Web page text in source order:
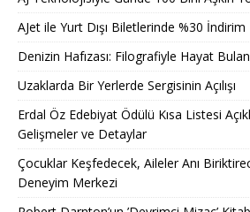
AJet ile Yurt Dışı Biletlerinde %30 İndirim
Denizin Hafızası: Filografiyle Hayat
Uzaklarda Bir Yerlerde Sergisinin Açılışı
Erdal Öz Edebiyat Ödülü Kısa Listesi
Gelişmeler ve Detaylar
Çocuklar Keşfedecek, Aileler Anı
Deneyim Merkezi